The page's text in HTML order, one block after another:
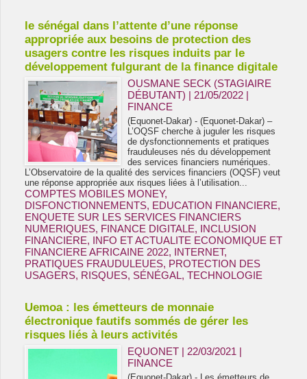
le sénégal dans l’attente d’une réponse
appropriée aux besoins de protection des
usagers contre les risques induits par le
développement fulgurant de la finance digitale
OUSMANE SECK (STAGIAIRE
DÉBUTANT) | 21/05/2022 |
FINANCE
(Equonet-Dakar) - (Equonet-Dakar) –
L’OQSF cherche à juguler les risques
de dysfonctionnements et pratiques
frauduleuses nés du développement
des services financiers numériques.
L’Observatoire de la qualité des services financiers (OQSF) veut
une réponse appropriée aux risques liées à l’utilisation...
COMPTES MOBILES MONEY,
DISFONCTIONNEMENTS, EDUCATION FINANCIERE,
ENQUETE SUR LES SERVICES FINANCIERS
NUMERIQUES, FINANCE DIGITALE, INCLUSION
FINANCIERE, INFO ET ACTUALITE ECONOMIQUE ET
FINANCIERE AFRICAINE 2022, INTERNET,
PRATIQUES FRAUDULEUES, PROTECTION DES
USAGERS, RISQUES, SÉNÉGAL, TECHNOLOGIE
Uemoa : les émetteurs de monnaie
électronique fautifs sommés de gérer les
risques liés à leurs activités
EQUONET | 22/03/2021 |
FINANCE